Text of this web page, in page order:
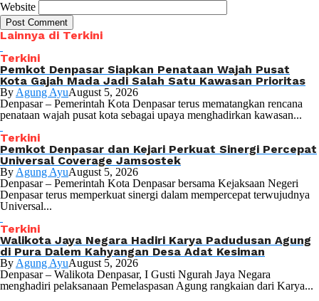
Website
Lainnya di Terkini
Terkini
Pemkot Denpasar Siapkan Penataan Wajah Pusat
Kota Gajah Mada Jadi Salah Satu Kawasan Prioritas
By Agung AyuAugust 5, 2026
Denpasar – Pemerintah Kota Denpasar terus mematangkan rencana
penataan wajah pusat kota sebagai upaya menghadirkan kawasan...
Terkini
Pemkot Denpasar dan Kejari Perkuat Sinergi Percepat
Universal Coverage Jamsostek
By Agung AyuAugust 5, 2026
Denpasar – Pemerintah Kota Denpasar bersama Kejaksaan Negeri
Denpasar terus memperkuat sinergi dalam mempercepat terwujudnya
Universal...
Terkini
Walikota Jaya Negara Hadiri Karya Padudusan Agung
di Pura Dalem Kahyangan Desa Adat Kesiman
By Agung AyuAugust 5, 2026
Denpasar – Walikota Denpasar, I Gusti Ngurah Jaya Negara
menghadiri pelaksanaan Pemelaspasan Agung rangkaian dari Karya...